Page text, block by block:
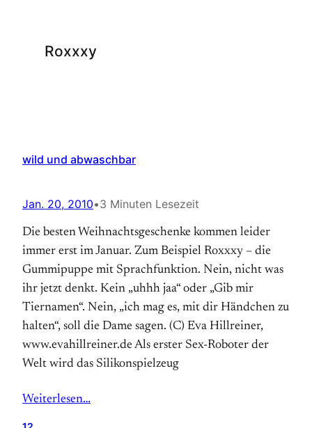
Roxxxy
wild und abwaschbar
Jan. 20, 2010•3 Minuten Lesezeit
Die besten Weihnachtsgeschenke kommen leider
immer erst im Januar. Zum Beispiel Roxxxy – die
Gummipuppe mit Sprachfunktion. Nein, nicht was
ihr jetzt denkt. Kein „uhhh jaa“ oder „Gib mir
Tiernamen“. Nein, „ich mag es, mit dir Händchen zu
halten“, soll die Dame sagen. (C) Eva Hillreiner,
www.evahillreiner.de Als erster Sex-Roboter der
Welt wird das Silikonspielzeug
Weiterlesen…